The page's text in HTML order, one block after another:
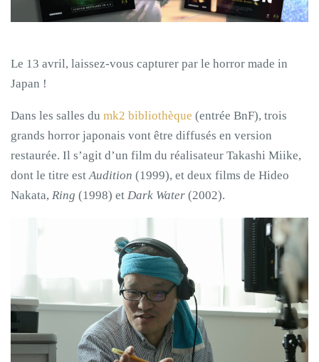
Le 13 avril, laissez-vous capturer par le horror made in
Japan !
Dans les salles du mk2 bibliothèque (entrée BnF), trois
grands horror japonais vont être diffusés en version
restaurée. Il s’agit d’un film du réalisateur Takashi Miike,
dont le titre estAudition (1999), et deux films de Hideo
Nakata, Ring (1998) et Dark Water (2002).